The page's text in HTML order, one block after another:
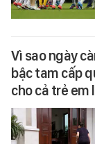
Vì sao ngày
bậc tam cấp
cho cả trẻ em